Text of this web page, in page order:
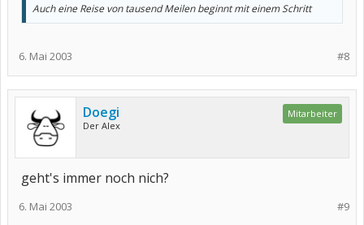
Auch eine Reise von tausend Meilen beginnt mit einem Schritt
#8
6. Mai 2003
Doegi
Der Alex
Mitarbeiter
geht's immer noch nich?
#9
6. Mai 2003